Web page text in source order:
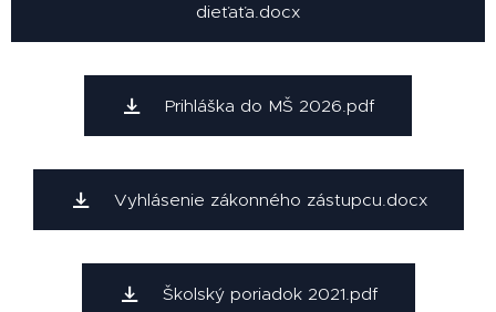
dieťaťa.docx
Prihláška do MŠ 2026.pdf
Vyhlásenie zákonného zástupcu.docx
Školský poriadok 2021.pdf